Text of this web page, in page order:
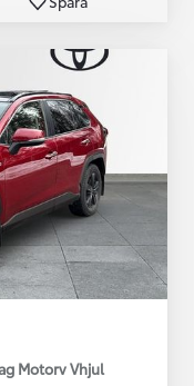
Motorv Vhjul